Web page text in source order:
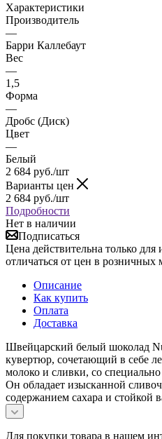
Характеристики
Производитель
—
Барри Каллебаут
Вес
—
1,5
Форма
—
Дробс (Диск)
Цвет
—
Белый
2 684 руб./шт
Варианты цен
2 684 руб./шт
Подробности
Нет в наличии
Подписаться
Цена действительна только
отличаться от цен в розничных
Описание
Как купить
Оплата
Доставка
Швейцарский белый шоколад
кувертюр, сочетающий в себе
молоко и сливки, со
Он обладает изысканной
содержанием сахара и стойкой
Для покупки товара в нашем